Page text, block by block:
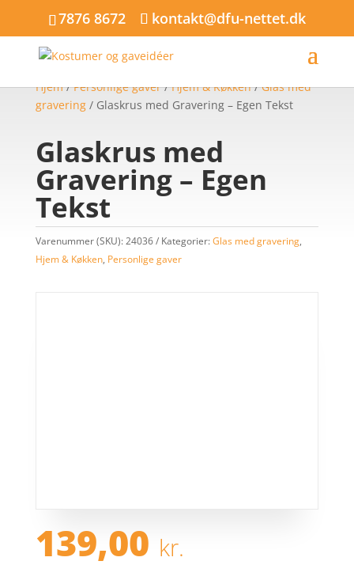
7876 8672 kontakt@dfu-nettet.dk
Hjem/Personlige gaver/Hjem & Køkken/Glas med
gravering/ Glaskrus med Gravering – Egen Tekst
Glaskrus med
Gravering – Egen
Tekst
Varenummer (SKU):24036 Kategorier:Glas med gravering,
Hjem & Køkken, Personlige gaver
139,00 kr.